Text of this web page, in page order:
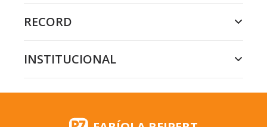
RECORD
INSTITUCIONAL